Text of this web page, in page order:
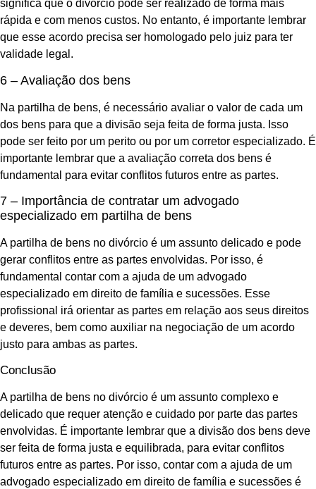
significa que o divórcio pode ser realizado de forma mais
rápida e com menos custos. No entanto, é importante lembrar
que esse acordo precisa ser homologado pelo juiz para ter
validade legal.
6 – Avaliação dos bens
Na partilha de bens, é necessário avaliar o valor de cada um
dos bens para que a divisão seja feita de forma justa. Isso
pode ser feito por um perito ou por um corretor especializado. É
importante lembrar que a avaliação correta dos bens é
fundamental para evitar conflitos futuros entre as partes.
7 – Importância de contratar um advogado
especializado em partilha de bens
A partilha de bens no divórcio é um assunto delicado e pode
gerar conflitos entre as partes envolvidas. Por isso, é
fundamental contar com a ajuda de um advogado
especializado em direito de família e sucessões. Esse
profissional irá orientar as partes em relação aos seus direitos
e deveres, bem como auxiliar na negociação de um acordo
justo para ambas as partes.
Conclusão
A partilha de bens no divórcio é um assunto complexo e
delicado que requer atenção e cuidado por parte das partes
envolvidas. É importante lembrar que a divisão dos bens deve
ser feita de forma justa e equilibrada, para evitar conflitos
futuros entre as partes. Por isso, contar com a ajuda de um
advogado especializado em direito de família e sucessões é